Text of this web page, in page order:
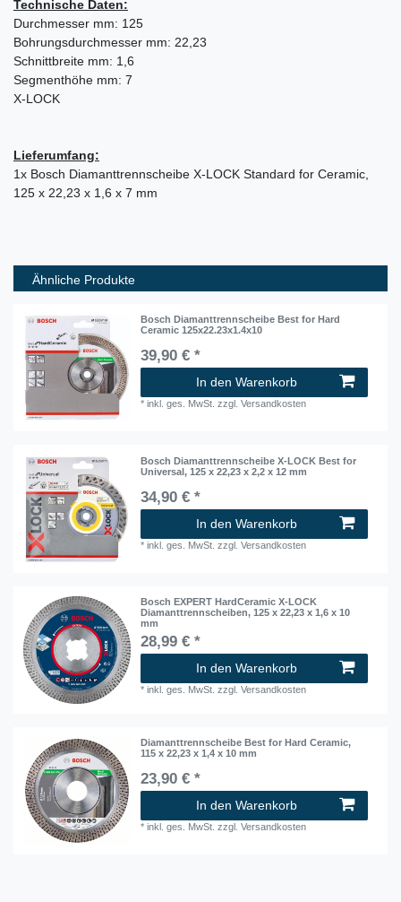
Technische Daten:
Durchmesser mm: 125
Bohrungsdurchmesser mm: 22,23
Schnittbreite mm: 1,6
Segmenthöhe mm: 7
X-LOCK
Lieferumfang:
1x Bosch Diamanttrennscheibe X-LOCK Standard for Ceramic,
125 x 22,23 x 1,6 x 7 mm
Ähnliche Produkte
Bosch Diamanttrennscheibe Best for Hard
Ceramic 125x22.23x1.4x10
39,90 € *
In den Warenkorb
*inkl. ges. MwSt. zzgl.Versandkosten
Bosch Diamanttrennscheibe X-LOCK Best for
Universal, 125 x 22,23 x 2,2 x 12 mm
34,90 € *
In den Warenkorb
*inkl. ges. MwSt. zzgl.Versandkosten
Bosch EXPERT HardCeramic X-LOCK
Diamanttrennscheiben, 125 x 22,23 x 1,6 x 10
mm
28,99 € *
In den Warenkorb
*inkl. ges. MwSt. zzgl.Versandkosten
Diamanttrennscheibe Best for Hard Ceramic,
115 x 22,23 x 1,4 x 10 mm
23,90 € *
In den Warenkorb
*inkl. ges. MwSt. zzgl.Versandkosten